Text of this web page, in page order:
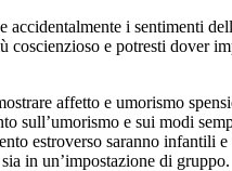
i sentimenti
coscienzioso e potresti dover
affetto e umorismo
sull’umorismo e sui modi
estroverso saranno
in un’impostazione di gruppo.